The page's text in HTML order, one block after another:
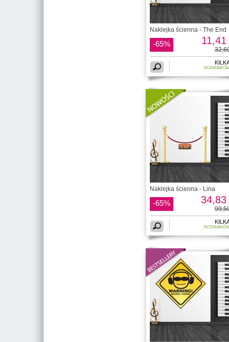
Naklejka ścienna - The End
-65% 11,41
Naklejka ścienna - Lina
-65% 34,83